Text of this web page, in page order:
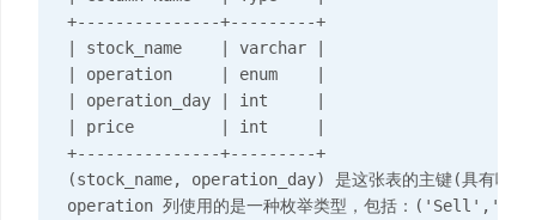
+---------------+---------+
| stock_name    | varchar |
| operation     | enum    |
| operation_day | int     |
| price         | int     |
+---------------+---------+
(stock_name, operation_day) 是这张表的主键(具有唯一
operation 列使用的是一种枚举类型，包括：